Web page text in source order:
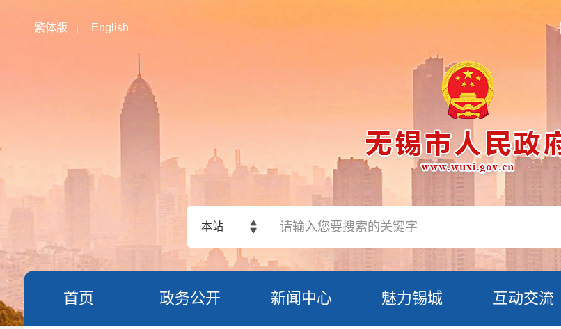
繁体版 English
本站
首页 政务公开 新闻中心 魅力锡城 互动交流